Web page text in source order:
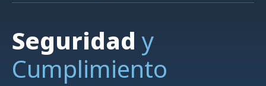
Seguridad y
Cumplimiento